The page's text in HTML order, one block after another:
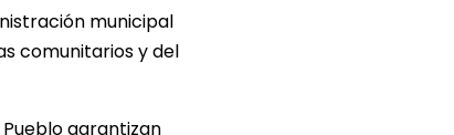
municipal
comunitarios y del
garantizan